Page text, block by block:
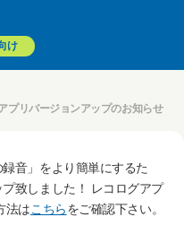
け
プリバージョンアップのお知らせ
音」をより簡単にするた
致しました！ レコログアプ
法はこちらをご確認下さい。